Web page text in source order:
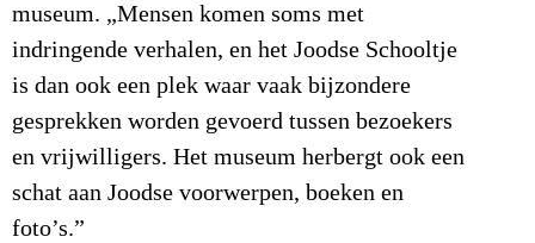
museum. „Mensen komen soms met
indringende verhalen, en het Joodse Schooltje
is dan ook een plek waar vaak bijzondere
gesprekken worden gevoerd tussen bezoekers
en vrijwilligers. Het museum herbergt ook een
schat aan Joodse voorwerpen, boeken en
foto’s.”